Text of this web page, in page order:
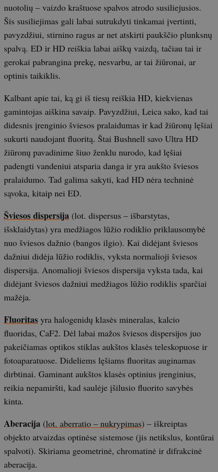
nuotolių – vaizdo kraštuose spalvos atrodo susiliejusios.
Šis susiliejimas gali labai sutrukdyti tinkamai įvertinti,
pavyzdžiui, stirnino ragus ar net atskirti paukščio plunksnų
spalvą. ED ir HD reiškia labai aiškų vaizdą, tačiau tai ir
gerokai pabrangina prekę, nesvarbu, ar tai žiūronai, ar
optinis taikiklis.
Kalbant apie tai, ką gi iš tiesų reiškia HD, kiekvienas
gamintojas aiškina savaip. Pavyzdžiui, Leica sako, kad tai
didesnis įrenginio šviesos pralaidumas ir kad žiūronų lęšiai
sukurti naudojant fluoritą. Štai Bushnell savo Ultra HD
žiūronų pavadinime šiuo ženklu nurodo, kad lęšiai
padengti vandeniui atsparia danga ir yra aukšto šviesos
pralaidumo. Tad galima sakyti, kad HD nėra techninė
sąvoka, kitaip nei ED.
Šviesos dispersija (lot. dispersus – išbarstytas,
išsklaidytas) yra medžiagos lūžio rodiklio priklausomybė
nuo šviesos dažnio (bangos ilgio). Kai didėjant šviesos
dažniui didėja lūžio rodiklis, vyksta normalioji šviesos
dispersija. Anomalioji šviesos dispersija vyksta tada, kai
didėjant šviesos dažniui medžiagos lūžio rodiklis sparčiai
mažėja.
Fluoritas yra halogenidų klasės mineralas, kalcio
fluoridas, CaF2. Dėl labai mažos šviesos dispersijos juo
pakeičiamas optikos stiklas aukštos klasės teleskopuose ir
fotoaparatuose. Dideliems lęšiams fluoritas auginamas
dirbtinai. Gaminant aukštos klasės optinius įrenginius,
reikia nepamiršti, kad saulėje įšilusio fluorito savybės
kinta.
Aberacija (lot. aberratio – nukrypimas) – iškreiptas
objekto atvaizdas optinėse sistemose (jis netikslus, kontūrai
spalvoti). Skiriama geometrinė, chromatinė ir difrakcinė
aberacija.